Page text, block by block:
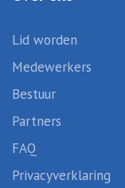
Lid worden
Medewerkers
Bestuur
Partners
FAQ
Privacyverklaring